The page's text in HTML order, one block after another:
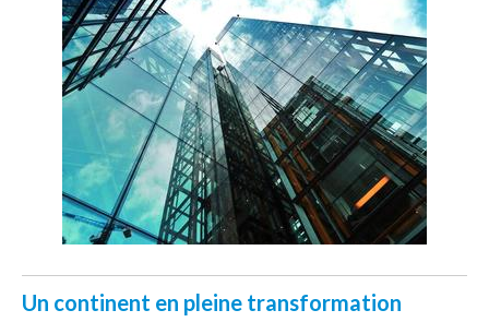
Un continent en pleine transformation